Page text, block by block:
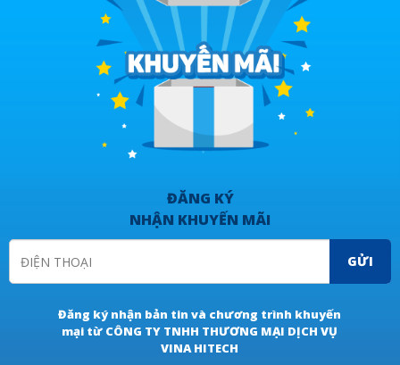
ĐĂNG KÝ
NHẬN KHUYẾN MÃI
GỬI
Đăng ký nhận bản tin và chương trình khuyến
mại từ CÔNG TY TNHH THƯƠNG MẠI DỊCH VỤ
VINA HITECH